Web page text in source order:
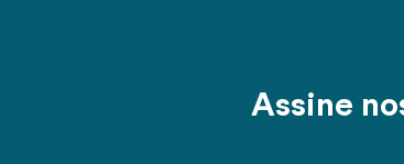
Assine